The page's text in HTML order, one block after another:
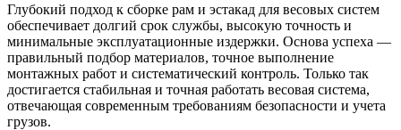
Глубокий подход к сборке рам и эстакад для весовых систем
обеспечивает долгий срок службы, высокую точность и
минимальные эксплуатационные издержки. Основа успеха —
правильный подбор материалов, точное выполнение
монтажных работ и систематический контроль. Только так
достигается стабильная и точная работать весовая система,
отвечающая современным требованиям безопасности и учета
грузов.